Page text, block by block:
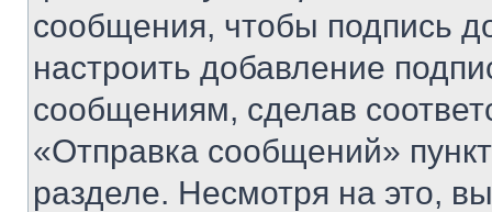
сообщения, чтобы подпись
настроить добавление
сообщениям, сделав
«Отправка сообщений»
разделе. Несмотря на это,